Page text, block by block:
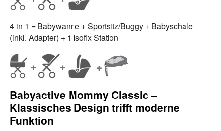
4 in 1 = Babywanne + Sportsitz/Buggy + Babyschale
(inkl. Adapter) + 1 Isofix Station
Babyactive Mommy Classic –
Klassisches Design trifft moderne
Funktion